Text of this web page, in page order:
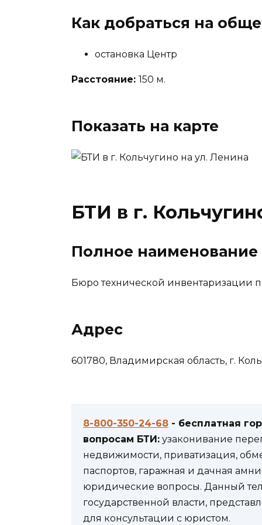
Как добраться на
остановка Центр
Расстояние: 150 м.
Показать на карте
БТИ в г.
Полное наименование
Бюро технической инвентаризации
Адрес
601780, Владимирская область, г.
8-800-350-24-68 - бесплатная
вопросам БТИ: узаконивание
недвижимости, приватизация,
паспортов, гаражная и дачная
юридические вопросы. Данный
государственной власти,
для консультации с юристом.